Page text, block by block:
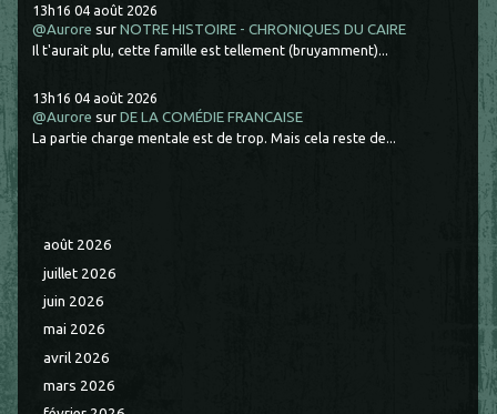
13h16 04 août 2026
@Aurore surNOTRE HISTOIRE - CHRONIQUES DU CAIRE
Il t'aurait plu, cette famille est tellement (bruyamment)...
13h16 04 août 2026
@Aurore surDE LA COMÉDIE FRANCAISE
La partie charge mentale est de trop. Mais cela reste de...
août 2026
juillet 2026
juin 2026
mai 2026
avril 2026
mars 2026